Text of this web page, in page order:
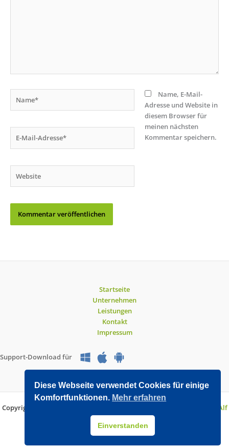
Mail-
Name, E-Mail-
Adresse und Website in
diesem Browser für
meinen nächsten
Kommentar speichern.
Startseite
Unternehmen
Leistungen
Kontakt
Impressum
Support-Download für
Copyright © 2026 O&V DATEC GmbH | Entwickelt mit WordPress von
Alf
Drollinger
Diese Webseite verwendet Cookies für einige
Komfortfunktionen. Mehr erfahren
Einverstanden